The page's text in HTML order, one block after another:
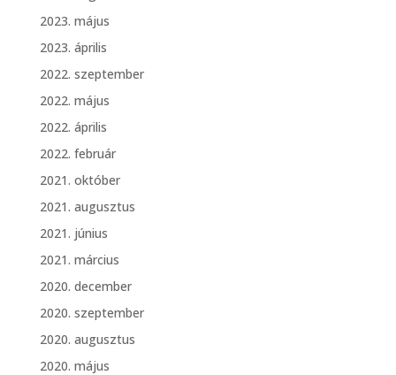
2023. május
2023. április
2022. szeptember
2022. május
2022. április
2022. február
2021. október
2021. augusztus
2021. június
2021. március
2020. december
2020. szeptember
2020. augusztus
2020. május